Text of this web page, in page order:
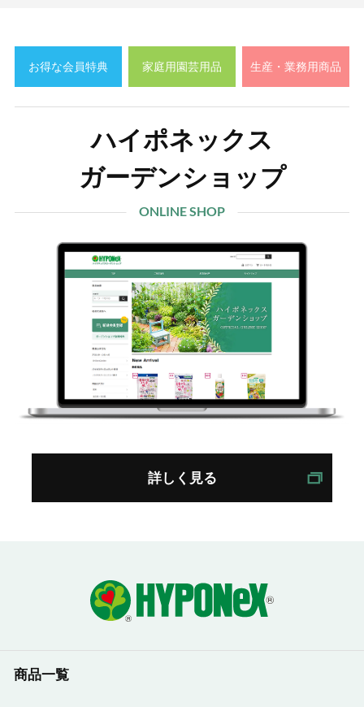
お得な会員特典 家庭用園芸用品 生産・業務用商品
ハイポネックス
ガーデンショップ
ONLINE SHOP
詳しく見る
商品一覧